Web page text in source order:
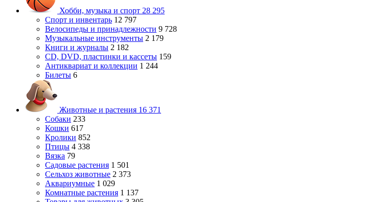
Хобби, музыка и спорт 28 295
Спорт и инвентарь 12 797
Велосипеды и принадлежности 9 728
Музыкальные инструменты 2 179
Книги и журналы 2 182
CD, DVD, пластинки и кассеты 159
Антиквариат и коллекции 1 244
Билеты 6
Животные и растения 16 371
Собаки 233
Кошки 617
Кролики 852
Птицы 4 338
Вязка 79
Садовые растения 1 501
Сельхоз животные 2 373
Аквариумные 1 029
Комнатные растения 1 137